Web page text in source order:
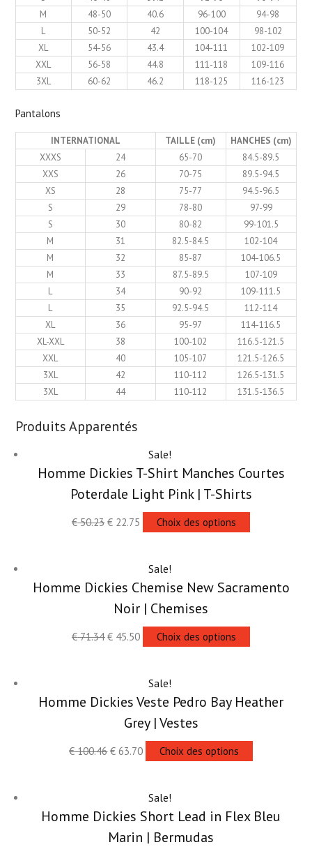
M
48-50 40.6 96-100
94-98
L
50-52 42 100-104
98-102
XL
54-56 43.4 104-111
102-109
XXL
56-58 44.8 111-118
109-116
3XL
60-62 46.2 118-125 116-123
Pantalons
INTERNATIONAL TAILLE (cm)
HANCHES (cm)
XXXS
24 65-70
84.5-89.5
XXS
26 70-75
89.5-94.5
XS
28 75-77
94.5-96.5
S
29 78-80
97-99
S
30 80-82
99-101.5
M
31 82.5-84.5
102-104
M
32 85-87
104-106.5
M
33 87.5-89.5
107-109
L
34 90-92
109-111.5
L
35 92.5-94.5
112-114
XL
36 95-97
114-116.5
XL-XXL
38 100-102
116.5-121.5
XXL
40 105-107
121.5-126.5
3XL
42 110-112
126.5-131.5
3XL
44 110-112 131.5-136.5
Produits Apparentés
Sale!
Homme Dickies T-Shirt Manches Courtes
Poterdale Light Pink | T-Shirts
€50.23 € 22.75 Choix des options
Sale!
Homme Dickies Chemise New Sacramento
Noir | Chemises
€71.34 € 45.50 Choix des options
Sale!
Homme Dickies Veste Pedro Bay Heather
Grey | Vestes
€100.46 € 63.70 Choix des options
Sale!
Homme Dickies Short Lead in Flex Bleu
Marin | Bermudas